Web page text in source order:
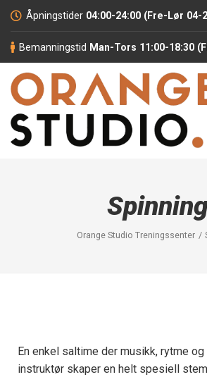
Åpningstider 04:00-24:00 (Fre-Lør 04-
Bemanningstid Man-Tors 11:00-18:30
Orange Studio Treningssenter
En enkel saltime der musikk, rytme
instruktør skaper en helt spesiell